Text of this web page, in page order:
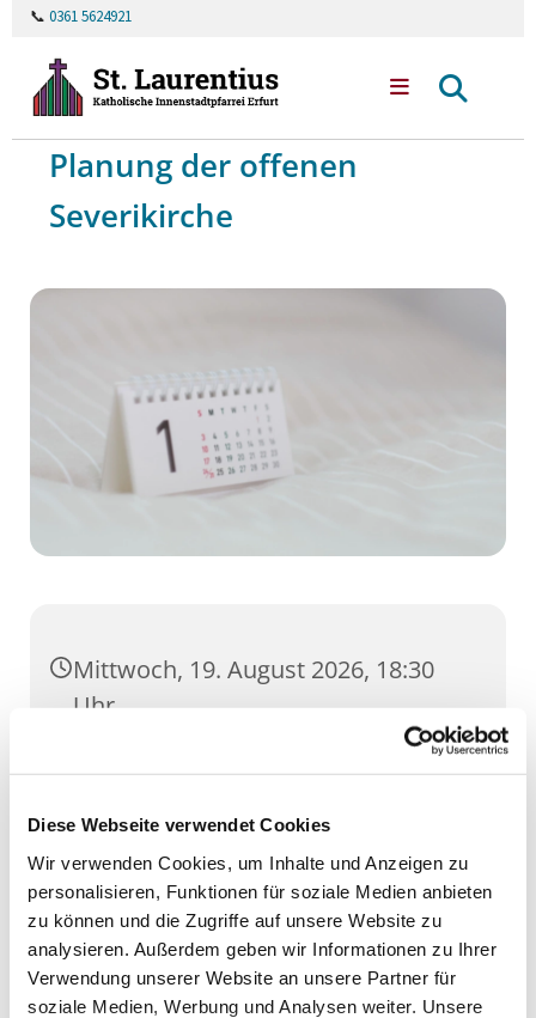
Diese Webseite verwendet Cookies
Wir verwenden Cookies, um Inhalte und Anzeigen zu
personalisieren, Funktionen für soziale Medien anbieten
zu können und die Zugriffe auf unsere Website zu
analysieren. Außerdem geben wir Informationen zu Ihrer
Verwendung unserer Website an unsere Partner für
soziale Medien, Werbung und Analysen weiter. Unsere
📞 0361 5624921
Planung der offenen
Severikirche
Mittwoch, 19. August 2026, 18:30
Uhr
GH Severi, Severihof 1, 99084 Erfurt